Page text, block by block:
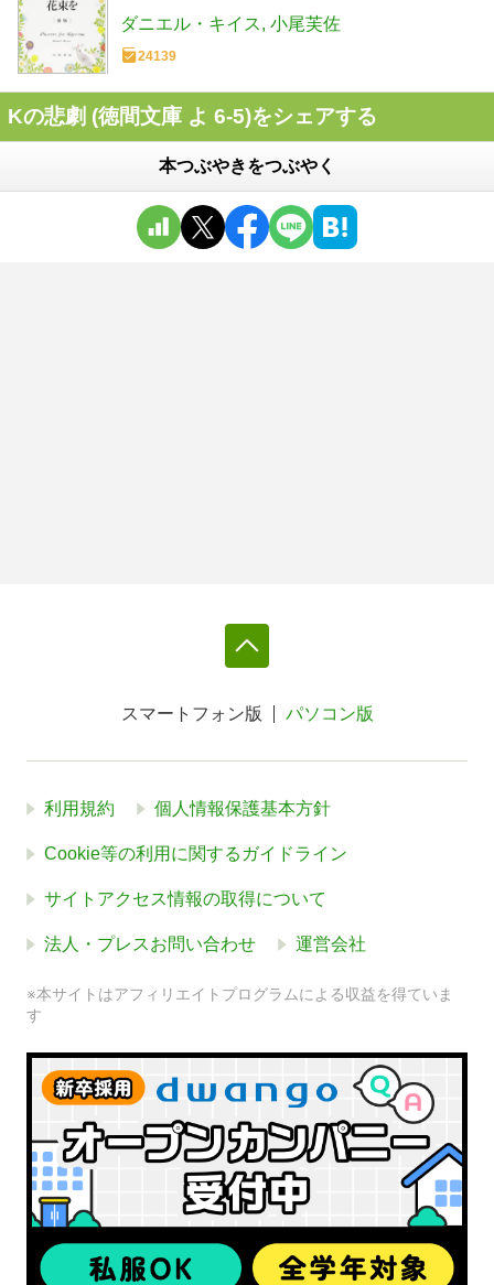
ダニエル・キイス 小尾芙佐
24139
Kの悲劇 (徳間文庫 よ 6-5)をシェアする
本つぶやきをつぶやく
スマートフォン版 パソコン版
利用規約 個人情報保護基本方針
Cookie等の利用に関するガイドライン
サイトアクセス情報の取得について
法人・プレスお問い合わせ 運営会社
※本サイトはアフィリエイトプログラムによる収益を得ていま
す